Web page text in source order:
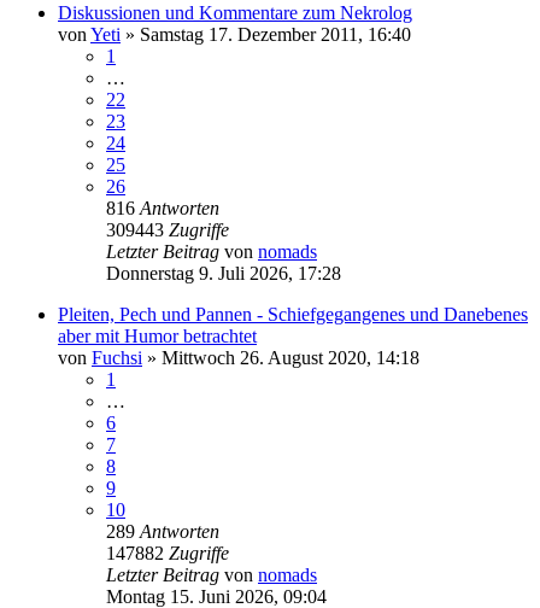
Diskussionen und Kommentare zum Nekrolog
von Yeti » Samstag 17. Dezember 2011, 16:40
1
…
22
23
24
25
26
816 Antworten
309443 Zugriffe
Letzter Beitrag von nomads
Donnerstag 9. Juli 2026, 17:28
Pleiten, Pech und Pannen - Schiefgegangenes und Danebenes
aber mit Humor betrachtet
von Fuchsi » Mittwoch 26. August 2020, 14:18
1
…
6
7
8
9
10
289 Antworten
147882 Zugriffe
Letzter Beitrag von nomads
Montag 15. Juni 2026, 09:04